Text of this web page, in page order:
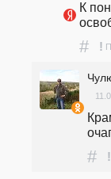
К
# !
# !